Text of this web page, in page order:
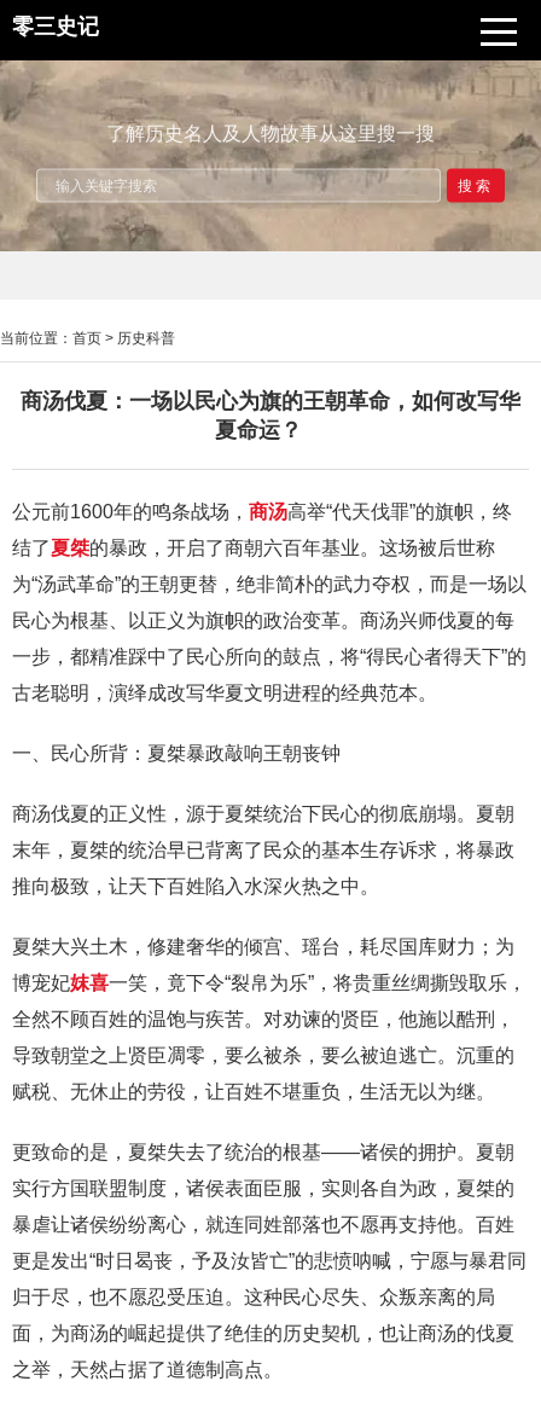
零三史记
了解历史名人及人物故事从这里搜一搜
搜索
当前位置： 首页 > 历史科普
商汤伐夏：一场以民心为旗的王朝革命，如何改写华
夏命运？
公元前1600年的鸣条战场， 商汤高举“代天伐罪”的旗帜，终
结了夏桀的暴政，开启了商朝六百年基业。这场被后世称
为“汤武革命”的王朝更替，绝非简朴的武力夺权，而是一场以
民心为根基、以正义为旗帜的政治变革。商汤兴师伐夏的每
一步，都精准踩中了民心所向的鼓点，将“得民心者得天下”的
古老聪明，演绎成改写华夏文明进程的经典范本。
一、民心所背：夏桀暴政敲响王朝丧钟
商汤伐夏的正义性，源于夏桀统治下民心的彻底崩塌。夏朝
末年，夏桀的统治早已背离了民众的基本生存诉求，将暴政
推向极致，让天下百姓陷入水深火热之中。
夏桀大兴土木，修建奢华的倾宫、瑶台，耗尽国库财力；为
博宠妃妺喜一笑，竟下令“裂帛为乐”，将贵重丝绸撕毁取乐，
全然不顾百姓的温饱与疾苦。对劝谏的贤臣，他施以酷刑，
导致朝堂之上贤臣凋零，要么被杀，要么被迫逃亡。沉重的
赋税、无休止的劳役，让百姓不堪重负，生活无以为继。
更致命的是，夏桀失去了统治的根基——诸侯的拥护。夏朝
实行方国联盟制度，诸侯表面臣服，实则各自为政，夏桀的
暴虐让诸侯纷纷离心，就连同姓部落也不愿再支持他。百姓
更是发出“时日曷丧，予及汝皆亡”的悲愤呐喊，宁愿与暴君同
归于尽，也不愿忍受压迫。这种民心尽失、众叛亲离的局
面，为商汤的崛起提供了绝佳的历史契机，也让商汤的伐夏
之举，天然占据了道德制高点。